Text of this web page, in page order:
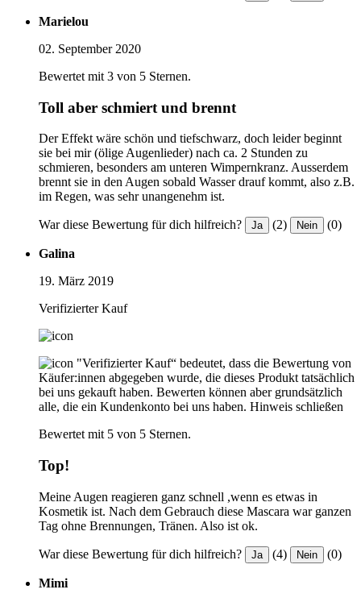
Marielou
02. September 2020
Bewertet mit 3 von 5 Sternen.
Toll aber schmiert und brennt
Der Effekt wäre schön und tiefschwarz, doch leider beginnt
sie bei mir (ölige Augenlieder) nach ca. 2 Stunden zu
schmieren, besonders am unteren Wimpernkranz. Ausserdem
brennt sie in den Augen sobald Wasser drauf kommt, also z.B.
im Regen, was sehr unangenehm ist.
War diese Bewertung für dich hilfreich? Ja (2) Nein (0)
Galina
19. März 2019
Verifizierter Kauf
"Verifizierter Kauf“ bedeutet, dass die Bewertung von
Käufer:innen abgegeben wurde, die dieses Produkt tatsächlich
bei uns gekauft haben. Bewerten können aber grundsätzlich
alle, die ein Kundenkonto bei uns haben. Hinweis schließen
Bewertet mit 5 von 5 Sternen.
Top!
Meine Augen reagieren ganz schnell ,wenn es etwas in
Kosmetik ist. Nach dem Gebrauch diese Mascara war ganzen
Tag ohne Brennungen, Tränen. Also ist ok.
War diese Bewertung für dich hilfreich? Ja (4) Nein (0)
Mimi